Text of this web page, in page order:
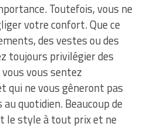
Toutefois, vous ne
votre confort. Que ce
des vestes ou des
toujours privilégier des
vous sentez
qui ne vous gêneront pas
quotidien. Beaucoup de
le style à tout prix et ne